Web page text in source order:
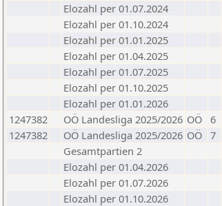
Elozahl per 01.07.2024
Elozahl per 01.10.2024
Elozahl per 01.01.2025
Elozahl per 01.04.2025
Elozahl per 01.07.2025
Elozahl per 01.10.2025
Elozahl per 01.01.2026
1247382
OÖ Landesliga 2025/2026 OÖ 6
1247382
OÖ Landesliga 2025/2026 OÖ 7
Gesamtpartien 2
Elozahl per 01.04.2026
Elozahl per 01.07.2026
Elozahl per 01.10.2026